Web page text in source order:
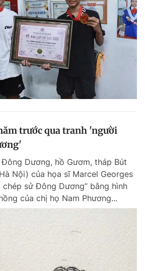
Liên hệ quảng cáo
0908 780 404
RSS Tòa soạn Chính sách bảo
Toàn
Trung
GP - BTTTT cấp ngày 24.3.2020
thuộc về Báo Thanh Niên. Cấm sao chép
có sự chấp thuận bằng văn bản.
JSC.
trước qua tranh 'người
Dương, hồ Gươm, tháp Bút
Nội) của họa sĩ Marcel Georges
chép sử Đông Dương” bằng hình
của chị họ Nam Phương...